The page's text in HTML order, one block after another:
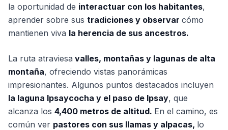
la oportunidad de interactuar con los habitantes,
aprender sobre sus tradiciones y observar cómo
mantienen viva la herencia de sus ancestros.
La ruta atraviesa valles, montañas y lagunas de alta
montaña, ofreciendo vistas panorámicas
impresionantes. Algunos puntos destacados incluyen
la laguna Ipsaycocha y el paso de Ipsay, que
alcanza los 4,400 metros de altitud. En el camino, es
común ver pastores con sus llamas y alpacas, lo